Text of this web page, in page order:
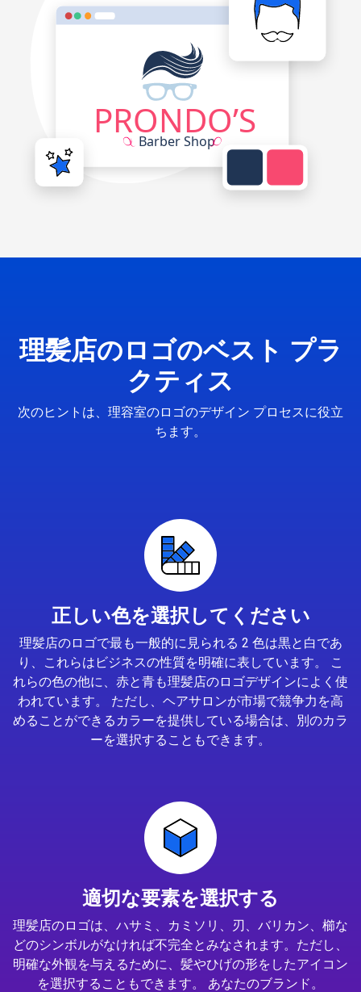
理髪店のロゴのベスト プラ
クティス
次のヒントは、理容室のロゴのデザイン プロセスに役立
ちます。
正しい色を選択してください
理髪店のロゴで最も一般的に見られる 2 色は黒と白であ
り、これらはビジネスの性質を明確に表しています。 こ
れらの色の他に、赤と青も理髪店のロゴデザインによく使
われています。 ただし、ヘアサロンが市場で競争力を高
めることができるカラーを提供している場合は、別のカラ
ーを選択することもできます。
適切な要素を選択する
理髪店のロゴは、ハサミ、カミソリ、刃、バリカン、櫛な
どのシンボルがなければ不完全とみなされます。ただし、
明確な外観を与えるために、髪やひげの形をしたアイコン
を選択することもできます。 あなたのブランド。